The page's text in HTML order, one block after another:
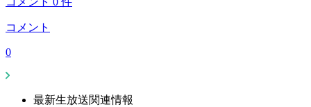
コメント
0
最新生放送関連情報